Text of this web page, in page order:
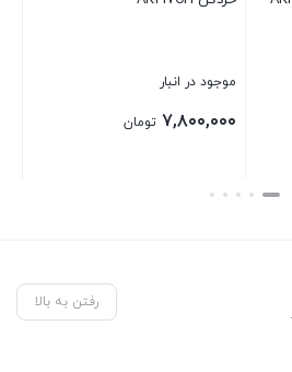
موجود در انبار
۱۰,۲۴۰,۰۰۰ تومان
بستن
رفتن به بالا